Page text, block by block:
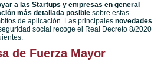
a las Startups y empresas en general
más detallada posible sobre estas
de aplicación. Las principales novedades
social recoge el Real Decreto 8/2020
de Fuerza Mayor